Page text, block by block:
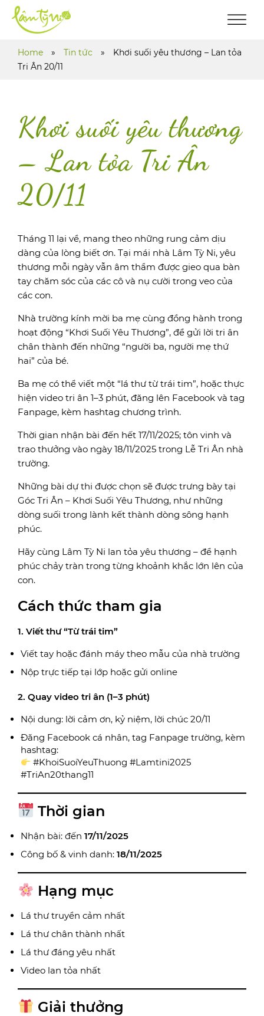
Home » Tin tức »
Khơi suối yêu thương – Lan tỏa
Tri Ân 20/11
Khơi suối yêu thương
– Lan tỏa Tri Ân
20/11
Tháng 11 lại về, mang theo những rung cảm dịu
dàng của lòng biết ơn. Tại mái nhà Lâm Tỳ Ni, yêu
thương mỗi ngày vẫn âm thầm được gieo qua bàn
tay chăm sóc của các cô và nụ cười trong veo của
các con.
Nhà trường kính mời ba mẹ cùng đồng hành trong
hoạt động “Khơi Suối Yêu Thương”, để gửi lời tri ân
chân thành đến những “người ba, người mẹ thứ
hai” của bé.
Ba mẹ có thể viết một “lá thư từ trái tim”, hoặc thực
hiện video tri ân 1–3 phút, đăng lên Facebook và tag
Fanpage, kèm hashtag chương trình.
Thời gian nhận bài đến hết 17/11/2025; tôn vinh và
trao thưởng vào ngày 18/11/2025 trong Lễ Tri Ân nhà
trường.
Những bài dự thi được chọn sẽ được trưng bày tại
Góc Tri Ân – Khơi Suối Yêu Thương, như những
dòng suối trong lành kết thành dòng sông hạnh
phúc.
Hãy cùng Lâm Tỳ Ni lan tỏa yêu thương – để hạnh
phúc chảy tràn trong từng khoảnh khắc lớn lên của
con.
Cách thức tham gia
1. Viết thư “Từ trái tim”
Viết tay hoặc đánh máy theo mẫu của nhà trường
Nộp trực tiếp tại lớp hoặc gửi online
2. Quay video tri ân (1–3 phút)
Nội dung: lời cảm ơn, kỷ niệm, lời chúc 20/11
Đăng Facebook cá nhân, tag Fanpage trường, kèm
hashtag:
#KhoiSuoiYeuThuong #Lamtini2025
#TriAn20thang11
Thời gian
Nhận bài: đến 17/11/2025
Công bố & vinh danh: 18/11/2025
Hạng mục
Lá thư truyền cảm nhất
Lá thư chân thành nhất
Lá thư đáng yêu nhất
Video lan tỏa nhất
Giải thưởng